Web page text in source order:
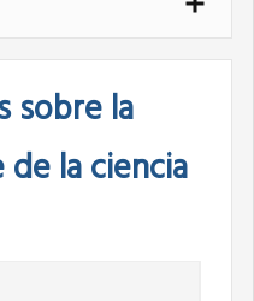
sobre la
la ciencia